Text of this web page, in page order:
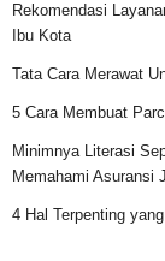
Rekomendasi
Ibu Kota
Tata Cara Merawat
5 Cara Membuat
Minimnya Literasi
Memahami Asuransi
4 Hal Terpenting